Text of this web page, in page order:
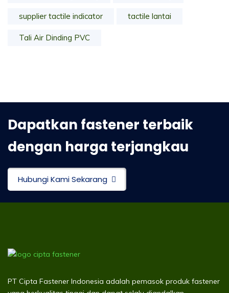
supplier tactile indicator tactile lantai
Tali Air Dinding PVC
Dapatkan fastener terbaik
dengan harga terjangkau
Hubungi Kami Sekarang
PT Cipta Fastener Indonesia adalah pemasok produk fastener